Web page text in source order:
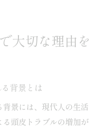
管理の基本ポイント
美容院の知恵
髪の健康を支える
で受ける意義とは
大切な理由を
背景とは
景には、現代人の生活
頭皮トラブルの増加が